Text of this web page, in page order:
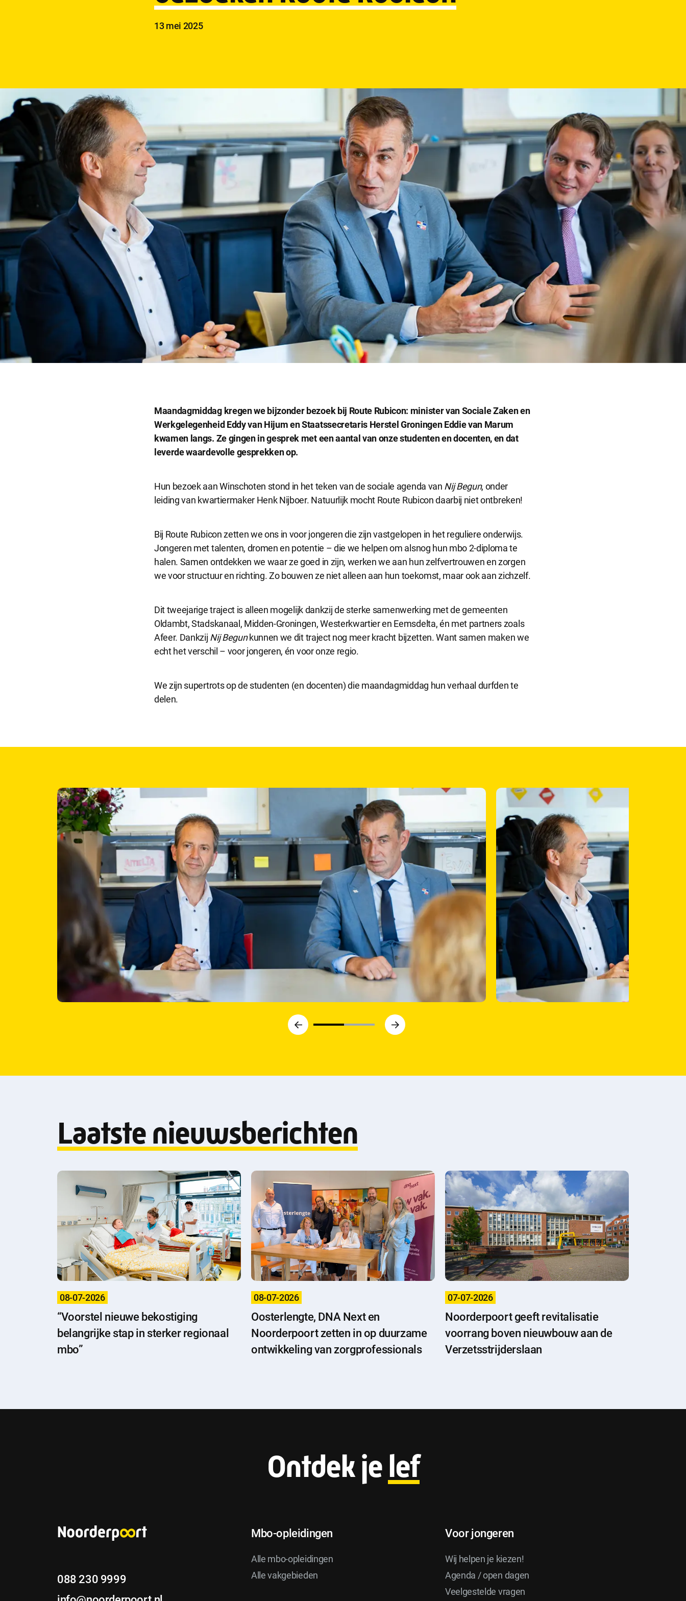
Sluit
Noodzakelijke cookies
Noodzakelijke cookies zijn noodzakelijk om de website te laten werken.
Functionele cookies
Analytische cookies
Analytische cookies geven ons inzicht in hoe de website wordt gebruikt. Op basis van deze informatie
Marketing cookies
Marketing cookies worden gebruikt om relevante advertenties te kunnen tonen op advertentieplatformen
zoals Facebook en Google. De cookies delen individuele gegevens over jouw surfgedrag op onze website.
Publicatie
13 mei 2025
Maandagmiddag kregen we bijzonder bezoek bij Route Rubicon: minister van Sociale Zaken en
Werkgelegenheid Eddy van Hijum en Staatssecretaris Herstel Groningen Eddie van Marum
kwamen langs. Ze gingen in gesprek met een aantal van onze studenten en docenten, en dat
leverde waardevolle gesprekken op.
Hun bezoek aan Winschoten stond in het teken van de sociale agenda van Nij Begun, onder
leiding van kwartiermaker Henk Nijboer. Natuurlijk mocht Route Rubicon daarbij niet ontbreken!
Bij Route Rubicon zetten we ons in voor jongeren die zijn vastgelopen in het reguliere onderwijs.
Jongeren met talenten, dromen en potentie – die we helpen om alsnog hun mbo 2-diploma te
halen. Samen ontdekken we waar ze goed in zijn, werken we aan hun zelfvertrouwen en zorgen
we voor structuur en richting. Zo bouwen ze niet alleen aan hun toekomst, maar ook aan zichzelf.
Dit tweejarige traject is alleen mogelijk dankzij de sterke samenwerking met de gemeenten
Oldambt, Stadskanaal, Midden-Groningen, Westerkwartier en Eemsdelta, én met partners zoals
Afeer. Dankzij Nij Begunkunnen we dit traject nog meer kracht bijzetten. Want samen maken we
echt het verschil – voor jongeren, én voor onze regio.
We zijn supertrots op de studenten (en docenten) die maandagmiddag hun verhaal durfden te
delen.
Vorige Volgende
Laatste nieuwsberichten
“Voorstel nieuwe bekostiging
belangrijke stap in sterker regionaal
mbo”
08-07-2026
Oosterlengte, DNA Next en
Noorderpoort zetten in op duurzame
ontwikkeling van zorgprofessionals
08-07-2026
Noorderpoort geeft revitalisatie
voorrang boven nieuwbouw aan de
Verzetsstrijderslaan
07-07-2026
F
Ontdek je lef
088 230 9999
Mbo-opleidingen
Alle mbo-opleidingen
Alle vakgebieden
Voor jongeren
Wij helpen je kiezen!
Agenda / open dagen
Veelgestelde vragen